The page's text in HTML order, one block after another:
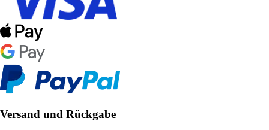
Versand und Rückgabe